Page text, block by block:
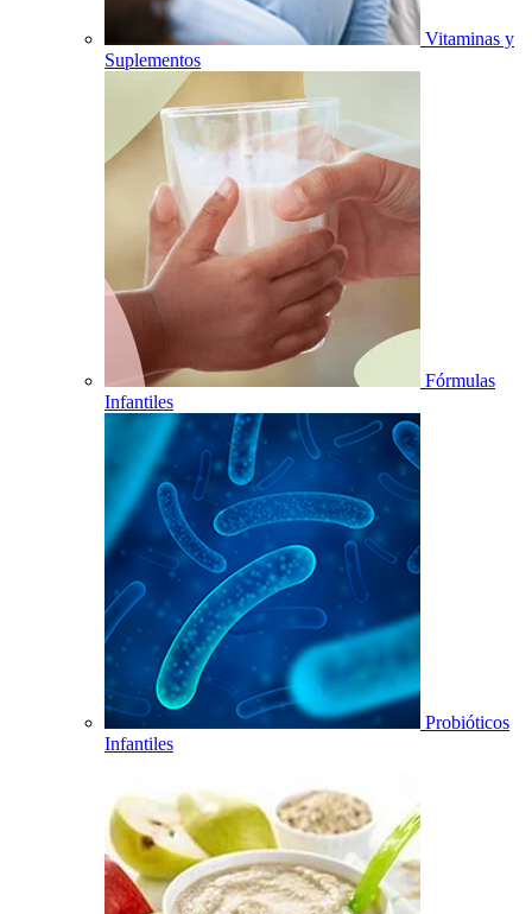
Vitaminas y
Suplementos
Fórmulas
Infantiles
Probióticos
Infantiles